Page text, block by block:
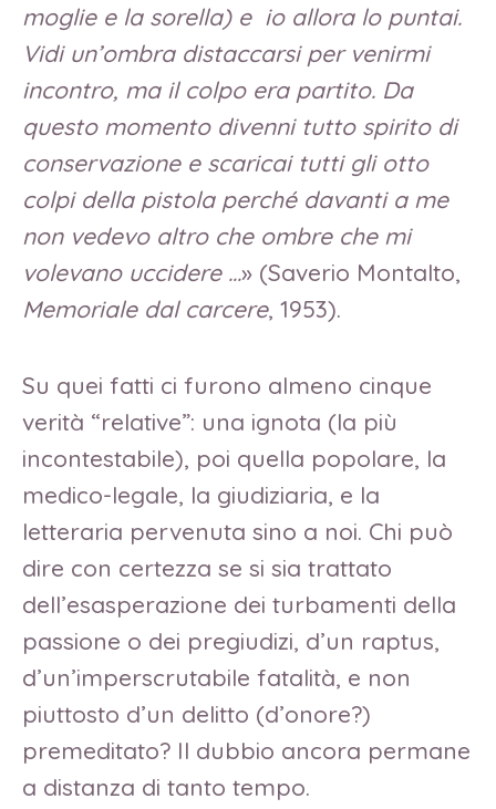
moglie e la sorella) e io allora lo puntai.
Vidi un’ombra distaccarsi per venirmi
incontro, ma il colpo era partito. Da
questo momento divenni tutto spirito di
conservazione e scaricai tutti gli otto
colpi della pistola perché davanti a me
non vedevo altro che ombre che mi
volevano uccidere …» (Saverio Montalto,
Memoriale dal carcere, 1953).
Su quei fatti ci furono almeno cinque
verità “relative”: una ignota (la più
incontestabile), poi quella popolare, la
medico-legale, la giudiziaria, e la
letteraria pervenuta sino a noi. Chi può
dire con certezza se si sia trattato
dell’esasperazione dei turbamenti della
passione o dei pregiudizi, d’un raptus,
d’un’imperscrutabile fatalità, e non
piuttosto d’un delitto (d’onore?)
premeditato? Il dubbio ancora permane
a distanza di tanto tempo.